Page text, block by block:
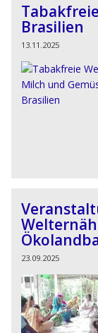
Brasilien
13.11.2025
23.09.2025